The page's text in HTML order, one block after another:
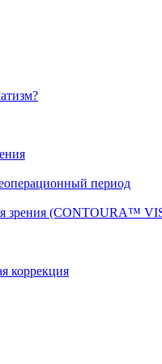
период
зрения (CONTOURA™
коррекция